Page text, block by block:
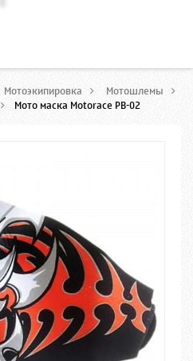
Мотоэкипировка > Мотошлемы
> Мото маска Motorace PB-02